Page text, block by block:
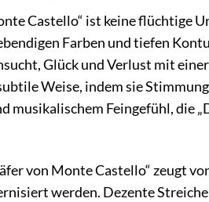
Castello“ ist keine flüchtige
Farben und tiefen
Glück und Verlust mit
Weise, indem sie
musikalischem Feingefühl, die
von Monte Castello“ zeugt
werden. Dezente